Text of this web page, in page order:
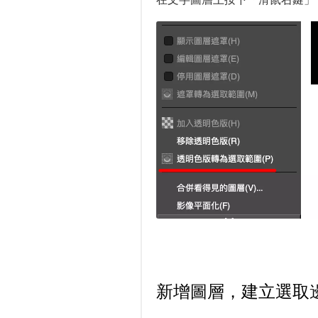
新增圖層，建立選取